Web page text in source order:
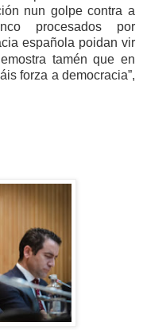
nun golpe contra a
procesados por
española poidan vir
tamén que en
forza a democracia”,